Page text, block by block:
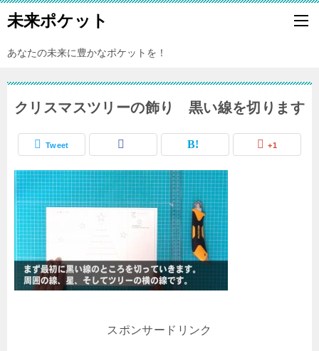
未来ポケット
あなたの未来に豊かなポケットを！
クリスマスツリーの飾り 黒い線を切ります
Tweet +1
スポンサードリンク